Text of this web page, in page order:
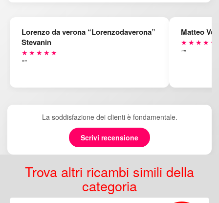
Lorenzo da verona “Lorenzodaverona”
Stevanin
★★★★★
""
Matteo
★★★★★
""
La soddisfazione dei clienti è fondamentale.
Scrivi recensione
Trova altri ricambi simili della
categoria